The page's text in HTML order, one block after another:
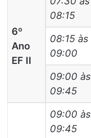
6º
Ano
EF II
08:15
08:15 às
09:00
09:00 às
09:45
09:00 às
09:45